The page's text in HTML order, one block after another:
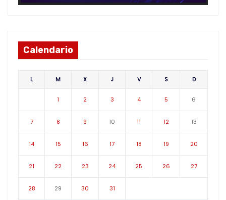
Calendario
L M X J V S D
1 2 3 4 5 6
7 8 9 10 11 12 13
14 15 16 17 18 19 20
21 22 23 24 25 26 27
28 29 30 31